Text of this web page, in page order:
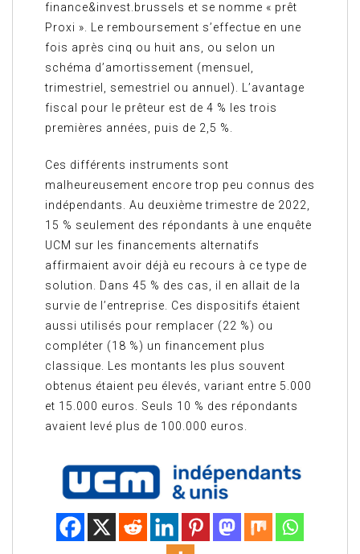
finance&invest.brussels et se nomme « prêt
Proxi ». Le remboursement s’effectue en une
fois après cinq ou huit ans, ou selon un
schéma d’amortissement (mensuel,
trimestriel, semestriel ou annuel). L’avantage
fiscal pour le prêteur est de 4 % les trois
premières années, puis de 2,5 %.
Ces différents instruments sont
malheureusement encore trop peu connus des
indépendants. Au deuxième trimestre de 2022,
15 % seulement des répondants à une enquête
UCM sur les financements alternatifs
affirmaient avoir déjà eu recours à ce type de
solution. Dans 45 % des cas, il en allait de la
survie de l’entreprise. Ces dispositifs étaient
aussi utilisés pour remplacer (22 %) ou
compléter (18 %) un financement plus
classique. Les montants les plus souvent
obtenus étaient peu élevés, variant entre 5.000
et 15.000 euros. Seuls 10 % des répondants
avaient levé plus de 100.000 euros.